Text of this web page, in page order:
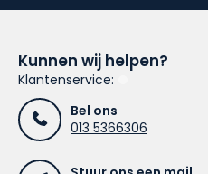
Kunnen wij helpen?
Klantenservice:
Bel ons
013 5366306